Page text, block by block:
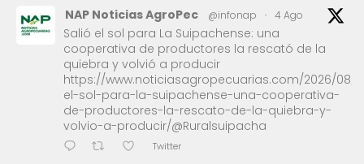
NAP Noticias AgroPec @infonap · 4 Ago
Salió el sol para La Suipachense: una
cooperativa de productores la rescató de la
quiebra y volvió a producir
https://www.noticiasagropecuarias.com/2026/08/
el-sol-para-la-suipachense-una-cooperativa-
de-productores-la-rescato-de-la-quiebra-y-
volvio-a-producir/@Ruralsuipacha
Twitter